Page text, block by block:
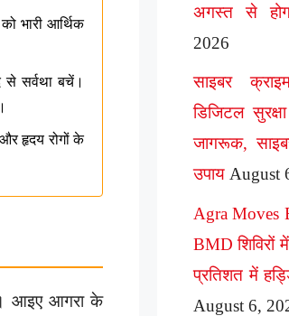
भारी आर्थिक
से सर्वथा बचें।
हृदय रोगों के
आइए आगरा के
अगस्त से
2026
साइबर
डिजिटल
जागरूक,
उपाय August
Agra Moves
BMD शिविरों
प्रतिशत में
August 6,